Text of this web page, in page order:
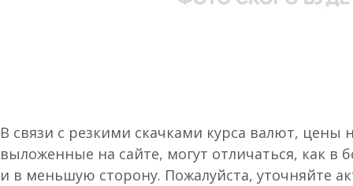
В связи с резкими скачками курса валют, цены
выложенные на сайте, могут отличаться, как в
и в меньшую сторону. Пожалуйста, уточняйте